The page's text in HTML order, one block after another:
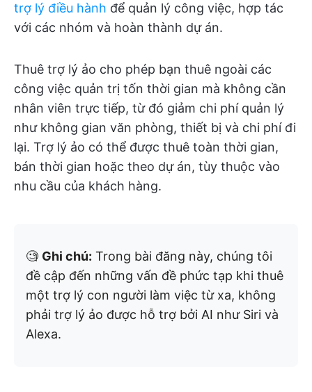
trợ lý điều hành để quản lý công việc, hợp tác
với các nhóm và hoàn thành dự án.
Thuê trợ lý ảo cho phép bạn thuê ngoài các
công việc quản trị tốn thời gian mà không cần
nhân viên trực tiếp, từ đó giảm chi phí quản lý
như không gian văn phòng, thiết bị và chi phí đi
lại. Trợ lý ảo có thể được thuê toàn thời gian,
bán thời gian hoặc theo dự án, tùy thuộc vào
nhu cầu của khách hàng.
🧐 Ghi chú: Trong bài đăng này, chúng tôi
đề cập đến những vấn đề phức tạp khi thuê
một trợ lý con người làm việc từ xa, không
phải trợ lý ảo được hỗ trợ bởi AI như Siri và
Alexa.